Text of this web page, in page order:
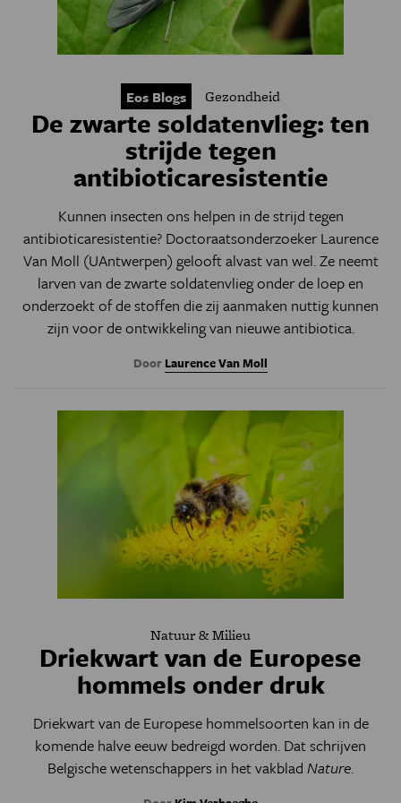
Eos Blogs Gezondheid
De zwarte soldatenvlieg: ten
strijde tegen
antibioticaresistentie
Kunnen insecten ons helpen in de strijd tegen
antibioticaresistentie? Doctoraatsonderzoeker Laurence
Van Moll (UAntwerpen) gelooft alvast van wel. Ze neemt
larven van de zwarte soldatenvlieg onder de loep en
onderzoekt of de stoffen die zij aanmaken nuttig kunnen
zijn voor de ontwikkeling van nieuwe antibiotica.
Door Laurence Van Moll
Natuur & Milieu
Driekwart van de Europese
hommels onder druk
Driekwart van de Europese hommelsoorten kan in de
komende halve eeuw bedreigd worden. Dat schrijven
Belgische wetenschappers in het vakblad Nature.